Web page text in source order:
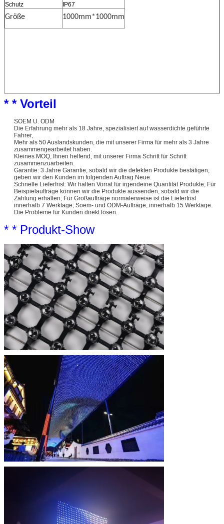
Schutz
IP67
Größe 1000mm*1000mm
* * Vorteil
SOEM U. ODM
Die Erfahrung mehr als 18 Jahre, spezialisiert auf wasserdichte geführte
Fahrer,
Mehr als 50 Auslandskunden, die mit unserer Firma für mehr als 3 Jahre
zusammengearbeitet haben.
Kleines MOQ, Ihnen helfend, mit unserer Firma Schritt für Schritt
zusammenzuarbeiten.
Garantie: 3 Jahre Garantie, sobald wir die defekten Produkte bestätigen,
geben wir den Kunden im folgenden Auftrag Neue.
Schnelle Lieferfrist: Wir halten Vorrat für irgendeine Quantität Produkte; Für
Beispielaufträge können wir die Produkte aussenden, sobald wir die
Zahlung erhalten; Für Großaufträge normalerweise ist die Lieferfrist
innerhalb 7 Werktage; Soem- und ODM-Aufträge, innerhalb 15 Werktage.
Die Probleme für Kunden direkt lösen.
* * Produkt-Show